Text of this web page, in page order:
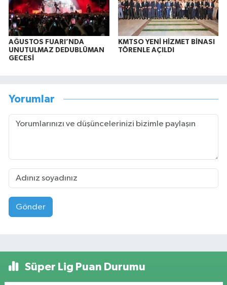
AĞUSTOS FUARI’NDA
UNUTULMAZ DEDUBLÜMAN
GECESİ
KMTSO YENİ HİZMET BİNASI
TÖRENLE AÇILDI
Yorumlar
Gönder
Süper Lig Puan Durumu